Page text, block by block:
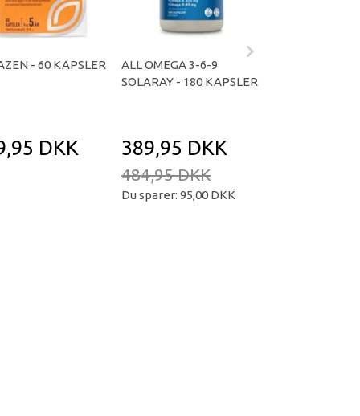
- 60 KAPSLER
DKK
ALL OMEGA 3-6-9
SOLARAY - 180 KAPSLER
389,95 DKK
484,95 DKK
Du sparer: 95,00 DKK